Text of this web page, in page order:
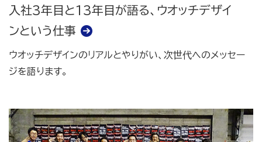
入社3年目と13年目が語る、ウオッチデザイ
ンという仕事
ウオッチデザインのリアルとやりがい、次世代へのメッセー
ジを語ります。